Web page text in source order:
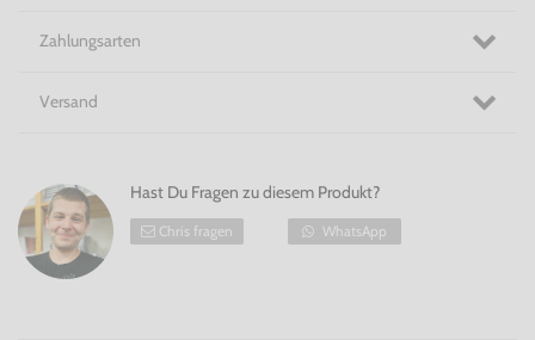
Zahlungsarten
Versand
Hast Du Fragen zu diesem Produkt?
Chris fragen WhatsApp